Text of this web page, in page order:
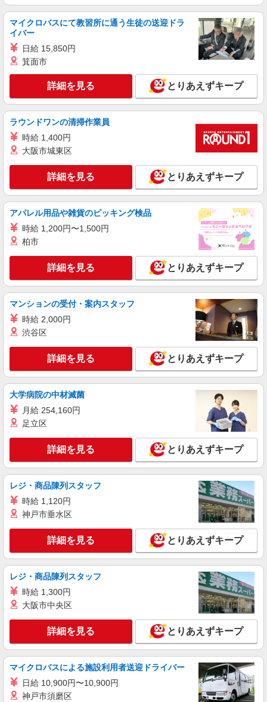
により時給を見直します。 ※アルバイト賞与（寸
詳細を見る
パート
ツクイ流山おおたかの森（デイサービス）
デイサービス 調理スタッフ（ミールケアクル
ー）
千葉県流山市おおたかの森西4丁目18番地13
キープ 詳細を見る
パート
株式会社HITOWA フードサービスカンパニー
福祉施設での調理補助【アルバイト・パート】
時給1,200円以上 ※経験によりスタート時給は
変動します。 ※AP評価制度：あり 年1回の評価
により時給を見直します。 ※アルバイト賞与（寸
志）：あり 年2回。勤続年数により金額UP。
イリーゼ流山はついし （千葉県流山市東初石
3-128-11）
キープ 詳細を見る
アルバイト
ケンタッキーフライドチキン 流山おおたかの森店
カウンター・キッチンスタッフ ＜優先募集日
時＞土日祝 フルタイム
時給1200円 ＜高校生＞時給1150円
千葉県流山市流山おおたかの森西1-1-1
キープ 詳細を見る
ケンタッキーフライドチキン イトーヨーカドー流山店
カウンター・キッチンスタッフ ＜優先募集日
時＞土日祝 フルタイム
時給1150円 ＜高校生＞時給1150円
キープ 詳細を見る
アルバイト パート
株式会社LEOC 101166
調理補助【ア・パ】 ≪資格不問！≫
大和ハウス工業株式会社流山物流センター
（千葉県流山市森のロジスティクスパーク1-1282-
2 DPL1（食堂内））
キープ 詳細を見る
マイクロバスにて教習所に通う生徒の送迎ドラ
イバー
日給 15,850円
箕面市
詳細を見る とりあえずキープ
ラウンドワンの清掃作業員
時給 1,400円
大阪市城東区
詳細を見る とりあえずキープ
アパレル用品や雑貨のピッキング検品
時給 1,200円〜1,500円
柏市
詳細を見る とりあえずキープ
マンションの受付・案内スタッフ
時給 2,000円
渋谷区
詳細を見る とりあえずキープ
大学病院の中材滅菌
月給 254,160円
足立区
詳細を見る とりあえずキープ
レジ・商品陳列スタッフ
時給 1,120円
神戸市垂水区
詳細を見る とりあえずキープ
レジ・商品陳列スタッフ
時給 1,300円
大阪市中央区
詳細を見る とりあえずキープ
マイクロバスによる施設利用者送迎ドライバー
日給 10,900円〜10,900円
神戸市須磨区